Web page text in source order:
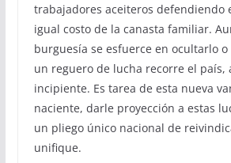
trabajadores aceiteros defendiendo
igual costo de la canasta familiar.
burguesía se esfuerce en ocultarlo
un reguero de lucha recorre el país,
incipiente. Es tarea de esta nueva
naciente, darle proyección a estas
un pliego único nacional de
unifique.